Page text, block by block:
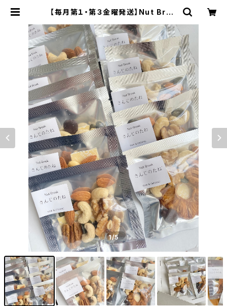
【毎月第１・第３金曜発送】Nut Brea
袋入り | RAW JOURNEY オーガ
ニックナッツ・ローカカオ・ドライフル
ーツの通販
1/5